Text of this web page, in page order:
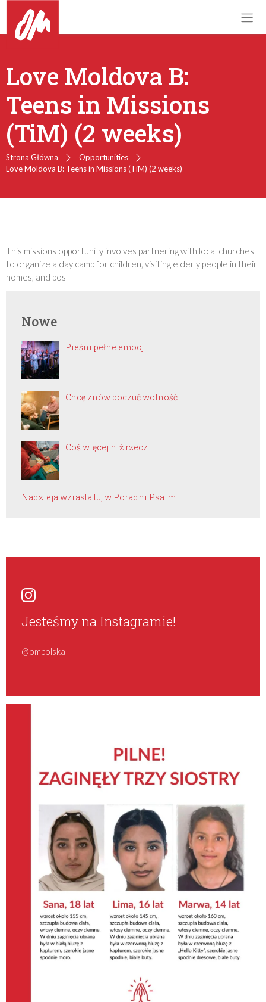
Love Moldova B:
Teens in Missions
(TiM) (2 weeks)
Strona Główna
Opportunities
Love Moldova B: Teens in Missions (TiM) (2 weeks)
This missions opportunity involves partnering with local churches
to organize a day camp for children, visiting elderly people in their
homes, and pos
Nowe
Pieśni pełne emocji
Chcę znów poczuć wolność
Coś więcej niż rzecz
Nadzieja wzrasta tu, w Poradni Psalm
Jesteśmy na Instagramie!
@ompolska